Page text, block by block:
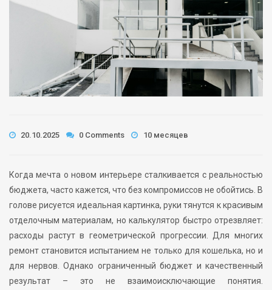
20.10.2025 0 Comments 10 месяцев
Когда мечта о новом интерьере сталкивается с реальностью
бюджета, часто кажется, что без компромиссов не обойтись. В
голове рисуется идеальная картинка, руки тянутся к красивым
отделочным материалам, но калькулятор быстро отрезвляет:
расходы растут в геометрической прогрессии. Для многих
ремонт становится испытанием не только для кошелька, но и
для нервов. Однако ограниченный бюджет и качественный
результат – это не взаимоисключающие понятия.